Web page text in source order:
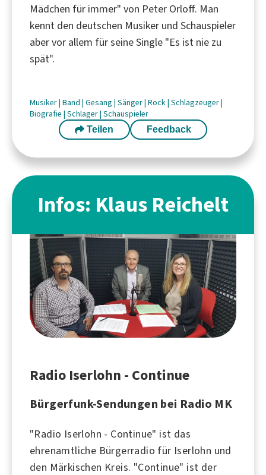
Mädchen für immer" von Peter Orloff. Man
kennt den deutschen Musiker und Schauspieler
aber vor allem für seine Single "Es ist nie zu
spät".
Musiker| Band | Gesang | Sänger| Rock| Schlagzeuger|
Biografie | Schlager| Schauspieler
Teilen Feedback
Infos: Klaus Reichelt
Radio Iserlohn - Continue
Bürgerfunk-Sendungen bei Radio MK
"Radio Iserlohn - Continue" ist das
ehrenamtliche Bürgerradio für Iserlohn und
den Märkischen Kreis. "Continue" ist der